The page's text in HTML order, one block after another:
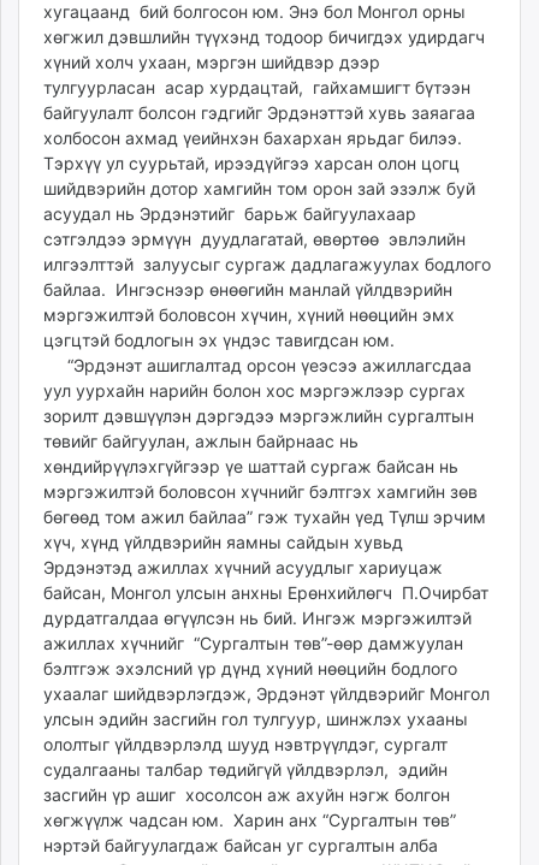
mminfo.mn
ugluu.mn
urlag.mn
unen.mn
asu.mn
shudarga.mn
shuurhai.mn
unuudur.mn
isee.mn
mglradio.com
fact.mn
itoim.mn
tumen.mn
shuum.mn
times.mn
tvmongolia.mn
mass.mn
unegui.mn
assa.mn
toim.mn
tac.mn
paparazzi.mn
unread.today
хугацаанд бий болгосон юм. Энэ бол Монгол орны
хөгжил дэвшлийн түүхэнд тодоор бичигдэх удирдагч
хүний холч ухаан, мэргэн шийдвэр дээр
тулгуурласан асар хурдацтай, гайхамшигт бүтээн
байгуулалт болсон гэдгийг Эрдэнэттэй хувь заяагаа
холбосон ахмад үеийнхэн бахархан ярьдаг билээ.
Тэрхүү ул суурьтай, ирээдүйгээ харсан олон цогц
шийдвэрийн дотор хамгийн том орон зай эзэлж буй
асуудал нь Эрдэнэтийг барьж байгуулахаар
сэтгэлдээ эрмүүн дуудлагатай, өвөртөө эвлэлийн
илгээлттэй залуусыг сургаж дадлагажуулах бодлого
байлаа. Ингэснээр өнөөгийн манлай үйлдвэрийн
мэргэжилтэй боловсон хүчин, хүний нөөцийн эмх
цэгцтэй бодлогын эх үндэс тавигдсан юм.
“Эрдэнэт ашиглалтад орсон үеэсээ ажиллагсдаа
уул уурхайн нарийн болон хос мэргэжлээр сургах
зорилт дэвшүүлэн дэргэдээ мэргэжлийн сургалтын
төвийг байгуулан, ажлын байрнаас нь
хөндийрүүлэхгүйгээр үе шаттай сургаж байсан нь
мэргэжилтэй боловсон хүчнийг бэлтгэх хамгийн зөв
бөгөөд том ажил байлаа” гэж тухайн үед Түлш эрчим
хүч, хүнд үйлдвэрийн яамны сайдын хувьд
Эрдэнэтэд ажиллах хүчний асуудлыг хариуцаж
байсан, Монгол улсын анхны Ерөнхийлөгч П.Очирбат
дурдатгалдаа өгүүлсэн нь бий. Ингэж мэргэжилтэй
ажиллах хүчнийг “Сургалтын төв”-өөр дамжуулан
бэлтгэж эхэлсний үр дүнд хүний нөөцийн бодлого
ухаалаг шийдвэрлэгдэж, Эрдэнэт үйлдвэрийг Монгол
улсын эдийн засгийн гол тулгуур, шинжлэх ухааны
ололтыг үйлдвэрлэлд шууд нэвтрүүлдэг, сургалт
судалгааны талбар төдийгүй үйлдвэрлэл, эдийн
засгийн үр ашиг хосолсон аж ахуйн нэгж болгон
хөгжүүлж чадсан юм. Харин анх “Сургалтын төв”
нэртэй байгуулагдаж байсан уг сургалтын алба